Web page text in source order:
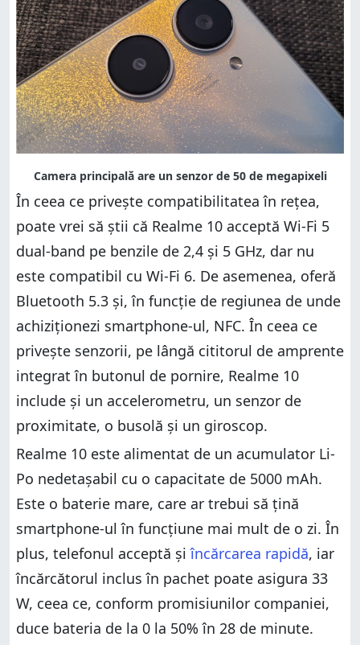
În ceea ce privește compatibilitatea în rețea,
poate vrei să știi că Realme 10 acceptă Wi-Fi 5
dual-band pe benzile de 2,4 și 5 GHz, dar nu
este compatibil cu Wi-Fi 6. De asemenea, oferă
Bluetooth 5.3 și, în funcție de regiunea de unde
achiziționezi smartphone-ul, NFC. În ceea ce
privește senzorii, pe lângă cititorul de amprente
integrat în butonul de pornire, Realme 10
include și un accelerometru, un senzor de
proximitate, o busolă și un giroscop.
Realme 10 este alimentat de un acumulator Li-
Po nedetașabil cu o capacitate de 5000 mAh.
Este o baterie mare, care ar trebui să țină
smartphone-ul în funcțiune mai mult de o zi. În
plus, telefonul acceptă șiîncărcarea rapidă, iar
încărcătorul inclus în pachet poate asigura 33
W, ceea ce, conform promisiunilor companiei,
duce bateria de la 0 la 50% în 28 de minute.